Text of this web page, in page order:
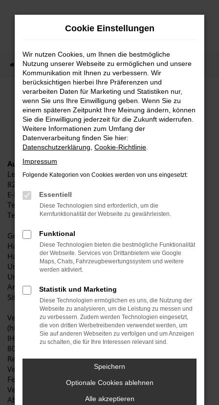
Zum
Startseite Impressum
IMPRESSUM
HERAUSGEBER UND
HAFTUNGSAUSSCHLUSS
Autohaus Fenner GmbH
Leprosenweg 16
82362 Weilheim i. OB
E-Mail: weilheim@autohaus-fenner.de
Telefon: +49 (0)881 / 92476 -0
Telefax: +49 (0)881 / 92476 -61
Geschäftsführer: Kai Fenner, Jörg Fenner
Handelsregister: München
Handelsregisternummer: 62734
Umsatzsteuer-Identifikationsnummer gemäß § 27 a
Umsatzsteuergesetz: DE128354977
Amtsgericht: Weilheim
Sitz der Gesellschaft: Weilheim
Versicherungsvermittlerregister
(http://www.vermittlerregister.info):
IHK für München und Oberbayern, Max-Joseph-Straße 2,
80333 München, http://www.ihk-muenchen.de
Register-Nr. D-9O02-ECKVY-61
Vertretungsberechtigter Geschäftsführer: Herr Jörg Bernd
Fenner
Versicherungsvertreter mit Erlaubnisbefreiung nach § 34d
Abs. 3 GewO (produktakzessorisch)
Cookie Einstellungen
Wir nutzen Cookies, um Ihnen die bestmögliche
Nutzung unserer Webseite zu ermöglichen und unsere
Kommunikation mit Ihnen zu verbessern. Wir
berücksichtigen hierbei Ihre Präferenzen und
verarbeiten Daten für Marketing und Statistiken nur,
wenn Sie uns Ihre Einwilligung geben. Wenn Sie zu
einem späteren Zeitpunkt Ihre Meinung ändern, können
Sie die Einwilligung jederzeit für die Zukunft widerrufen.
Weitere Informationen zum Umfang der
Datenverarbeitung finden Sie hier:
Datenschutzerklärung Cookie-Richtlinie
Impressum
Folgende Kategorien von Cookies werden von uns eingesetzt:
Essentiell
Diese Technologien sind erforderlich, um die
Kernfunktionalität der Webseite zu gewährleisten.
Funktional
Diese Technologien bieten die bestmögliche Funktionalität
der Webseite. Services von Drittanbietern wie Google
Maps, Chats, Fahrzeugbewertungssystem und weitere
werden aktiviert.
Statistik und Marketing
Diese Technologien ermöglichen es uns, die Nutzung der
Webseite zu analysieren, um die Leistung zu messen und
zu verbessern. Zudem werden Technologien eingesetzt,
die von dritten Werbetreibenden verwendet werden, um
Sie auf anderen Webseiten zu verfolgen und um Anzeigen
zu schalten, die für Ihre Interessen relevant sind.
Speichern
Optionale Cookies ablehnen
Alle akzeptieren